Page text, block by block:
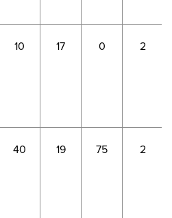
10 17 0 2
40 19 75 2